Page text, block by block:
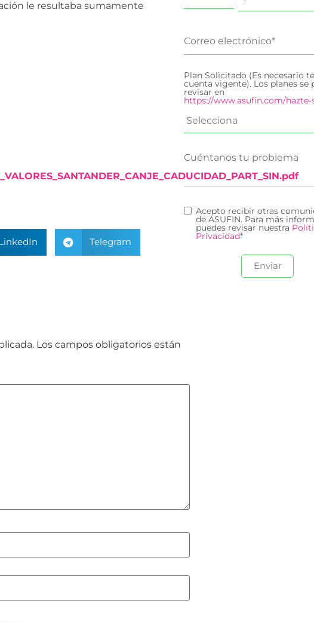
le resultaba sumamente
Telegram
Los campos obligatorios están
Plan Solicitado (Es necesario
cuenta vigente). Los planes se
revisar en
https://www.asufin.com/hazte-
Acepto recibir otras
de ASUFIN. Para más
puedes revisar nuestra
Privacidad*